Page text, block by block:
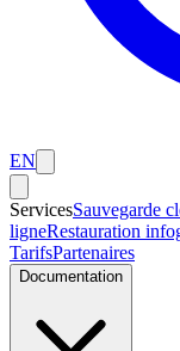
EN
ServicesSauvegarde
ligneRestauration
TarifsPartenaires
Documentation